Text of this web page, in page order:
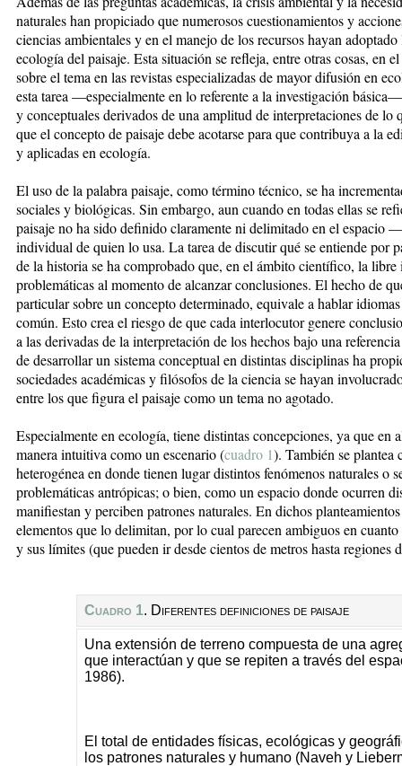
naturales han propiciado que numerosos cuestionamientos y
ciencias ambientales y en el manejo de los recursos hayan
ecología del paisaje. Esta situación se refleja, entre otras cosas, en
sobre el tema en las revistas especializadas de mayor difusión en
esta tarea —especialmente en lo referente a la investigación
y conceptuales derivados de una amplitud de interpretaciones de lo
que el concepto de paisaje debe acotarse para que contribuya a la
y aplicadas en ecología.
El uso de la palabra paisaje, como término técnico, se ha
sociales y biológicas. Sin embargo, aun cuando en todas ellas se
paisaje no ha sido definido claramente ni delimitado en el espacio
individual de quien lo usa. La tarea de discutir qué se entiende por
de la historia se ha comprobado que, en el ámbito científico, la
problemáticas al momento de alcanzar conclusiones. El hecho de
particular sobre un concepto determinado, equivale a hablar
común. Esto crea el riesgo de que cada interlocutor genere
a las derivadas de la interpretación de los hechos bajo una
de desarrollar un sistema conceptual en distintas disciplinas ha
sociedades académicas y filósofos de la ciencia se hayan
entre los que figura el paisaje como un tema no agotado.
Especialmente en ecología, tiene distintas concepciones, ya que en
manera intuitiva como un escenario (cuadro 1). También se plantea
heterogénea en donde tienen lugar distintos fenómenos naturales o
problemáticas antrópicas; o bien, como un espacio donde ocurren
manifiestan y perciben patrones naturales. En dichos
elementos que lo delimitan, por lo cual parecen ambiguos en
y sus límites (que pueden ir desde cientos de metros hasta regiones
Cuadro 1. Diferentes definiciones de paisaje
Una extensión de terreno compuesta de una
que interactúan y que se repiten a través del
1986).
El total de entidades físicas, ecológicas y
los patrones naturales y humano (Naveh y